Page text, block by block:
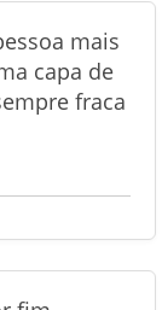
mais
capa de
fraca